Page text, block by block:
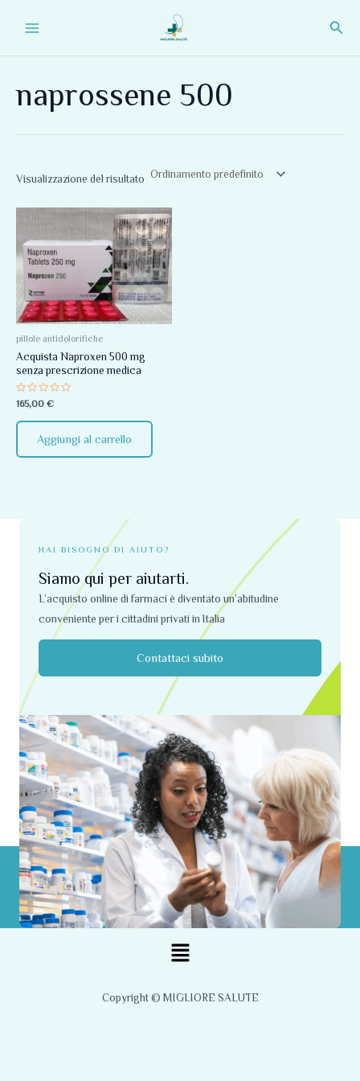
naprossene 500
Visualizzazione del risultato
pillole antidolorifiche
Acquista Naproxen 500 mg
senza prescrizione medica
Valutato
0
su
5
165,00 €
Aggiungi al carrello
HAI BISOGNO DI AIUTO?
Siamo qui per aiutarti.
L’acquisto online di farmaci è diventato un’abitudine
conveniente per i cittadini privati ​​in Italia
Contattaci subito
Menu
Copyright © MIGLIORE SALUTE